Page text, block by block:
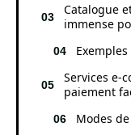
Catalogue
immense
Services e-
paiement
Modes